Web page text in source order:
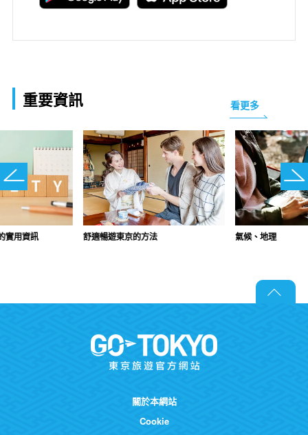
重要資訊 看更多
實用資訊 舒適暢遊東京的方法 氣候、地理
關於本網站
Cookie